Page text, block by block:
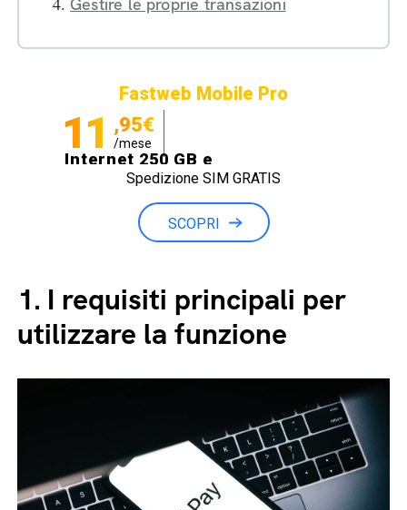
Fastweb Mobile Pro
11 ,95€
/mese
Internet 250 GB e
Minuti illimitati
Spedizione SIM GRATIS
SCOPRI
1. I requisiti principali per
utilizzare la funzione